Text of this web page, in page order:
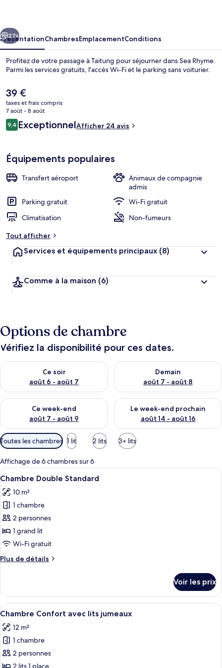
Suivant
27+
PrésentationChambresEmplacementConditions
Profitez de votre passage à Taitung pour séjourner dans Sea Rhyme.
Parmi les services gratuits, l'accès Wi-Fi et le parking sans voiturier.
Le
prix
actuel
est
de
39 €
taxes et frais compris
7 août - 8 août
Avis
voyageurs
9,49,4 sur 10
ExceptionnelAfficher 24 avis
Équipements populaires
Transfert aéroport
Animaux de compagnie
admis
Parking gratuit
Wi-Fi gratuit
Climatisation
Non-fumeurs
Tout afficher
Services et équipements principaux (8)
Comme à la maison (6)
Options de chambre
Vérifiez la disponibilité pour ces dates.
Ce soir
août 6 - août 7
Vérifier la disponibilité pour ce soir août 6 - août 7
Demain
août 7 - août 8
Vérifier la disponibilité pour
Ce week-end
août 7 - août 9
Vérifier la disponibilité pour ce week-end août 7 - août 9
Le week-end prochain
août 14 - août 16
Vérifier la disponibilité pour
Filtres
disponibles
pour
les
chambres
Toutes les chambres 1 lit 2 lits 3+ lits
Affichage de 6 chambres sur 6
Afficher
toutes
les
photos
pour
ce
type
chambre :
Standard
Une chambre à coucher
5
Chambre Double Standard
10 m²
1 chambre
2 personnes
1 grand lit
Wi-Fi gratuit
Plus de détails
Plus
le
type
de
Chambre
Double
Standard
Voir les prix
Afficher
toutes
les
photos
pour
ce
Une chambre d’hôtel avec un lit, un
3
Chambre Confort avec lits jumeaux
12 m²
1 chambre
2 personnes
2 lits 1 place